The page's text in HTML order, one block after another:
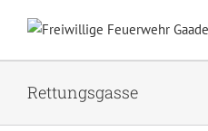
Inhalt
springen
Rettungsgasse